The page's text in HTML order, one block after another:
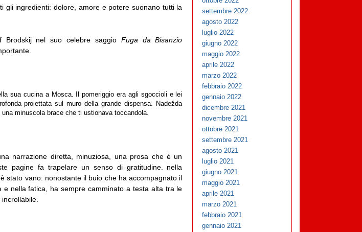
gli ingredienti: dolore, amore e potere suonano tutti la
Brodskij nel suo celebre saggio Fuga da Bisanzio
sua cucina a Mosca. Il pomeriggio era agli sgoccioli e lei
proiettata sul muro della grande dispensa. Nadežda
minuscola brace che ti ustionava toccandola.
narrazione diretta, minuziosa, una prosa che è un
pagine fa trapelare un senso di gratitudine. nella
stato vano: nonostante il buio che ha accompagnato il
nella fatica, ha sempre camminato a testa alta tra le
settembre 2022
agosto 2022
luglio 2022
giugno 2022
maggio 2022
aprile 2022
marzo 2022
febbraio 2022
gennaio 2022
dicembre 2021
novembre 2021
ottobre 2021
settembre 2021
agosto 2021
luglio 2021
giugno 2021
maggio 2021
aprile 2021
marzo 2021
febbraio 2021
gennaio 2021